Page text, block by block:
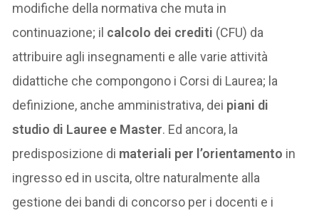
modifiche della normativa che muta in
continuazione; il calcolo dei crediti (CFU) da
attribuire agli insegnamenti e alle varie attività
didattiche che compongono i Corsi di Laurea; la
definizione, anche amministrativa, dei piani di
studio di Lauree e Master. Ed ancora, la
predisposizione di materiali per l’orientamento in
ingresso ed in uscita, oltre naturalmente alla
gestione dei bandi di concorso per i docenti e i